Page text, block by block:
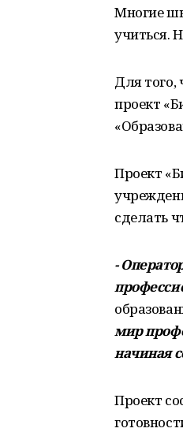
Многие
учиться.
Для того,
проект
Проект
сделать
-
мир
начиная
Проект